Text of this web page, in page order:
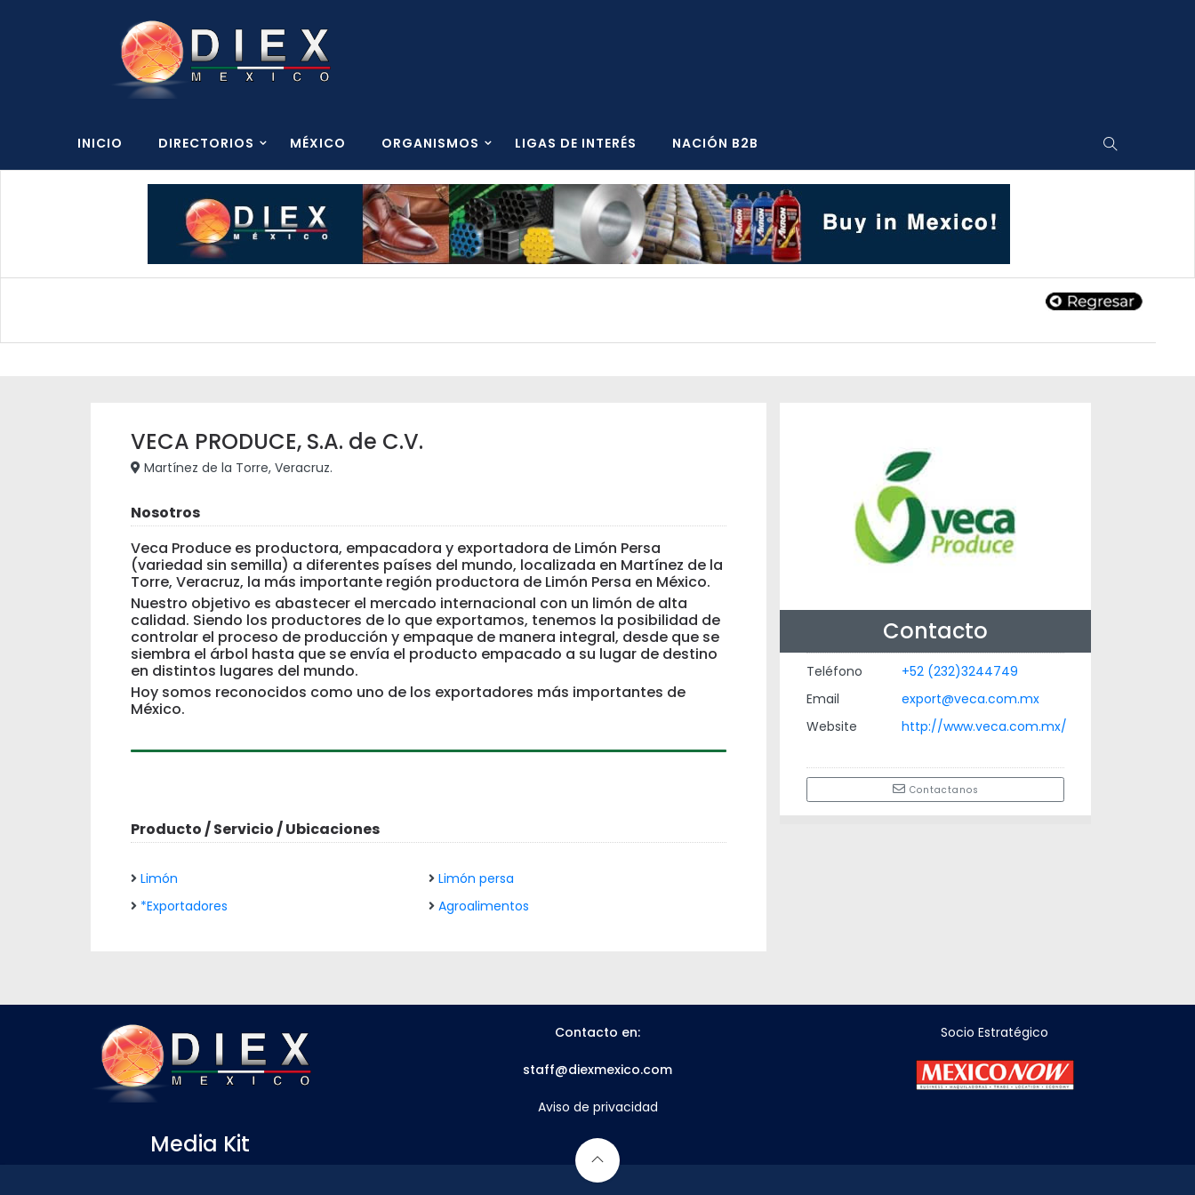
INICIO DIRECTORIOS MÉXICO ORGANISMOS LIGAS DE INTERÉS NACIÓN B2B
VECA PRODUCE, S.A. de C.V.
Martínez de la Torre, Veracruz.
Nosotros
Veca Produce es productora, empacadora y exportadora de Limón Persa
(variedad sin semilla) a diferentes países del mundo, localizada en Martínez de la
Torre, Veracruz, la más importante región productora de Limón Persa en México.
Nuestro objetivo es abastecer el mercado internacional con un limón de alta
calidad. Siendo los productores de lo que exportamos, tenemos la posibilidad de
controlar el proceso de producción y empaque de manera integral, desde que se
siembra el árbol hasta que se envía el producto empacado a su lugar de destino
en distintos lugares del mundo.
Hoy somos reconocidos como uno de los exportadores más importantes de
México.
Producto / Servicio / Ubicaciones
Limón
Limón persa
*Exportadores
Agroalimentos
Contacto
Teléfono
+52 (232)3244749
Email
export@veca.com.mx
Website
http://www.veca.com.mx/
Contactanos
Media Kit
Contacto en:
staff@diexmexico.com
Aviso de privacidad
Socio Estratégico